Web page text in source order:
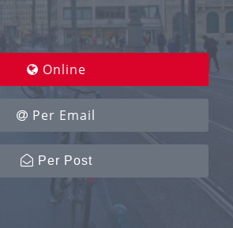
Online
Per Email
Per Post